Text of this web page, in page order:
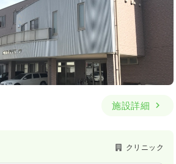
施設詳細
クリニック